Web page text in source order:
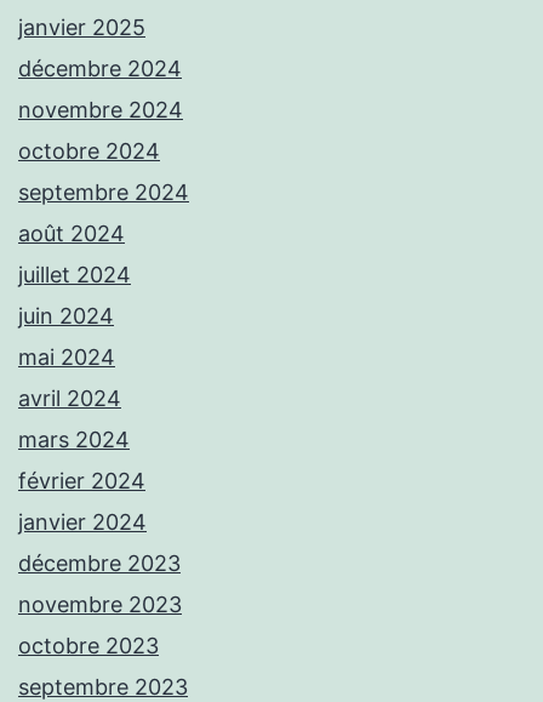
janvier 2025
décembre 2024
novembre 2024
octobre 2024
septembre 2024
août 2024
juillet 2024
juin 2024
mai 2024
avril 2024
mars 2024
février 2024
janvier 2024
décembre 2023
novembre 2023
octobre 2023
septembre 2023